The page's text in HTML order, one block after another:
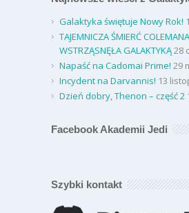
Galaktyka świętuje Nowy Rok!
TAJEMNICZA ŚMIERĆ
WSTRZĄSNĘŁA GALAKTYKĄ28
Napaść na Cadomai Prime! 29
Incydent na Darvannis! 13
Dzień dobry, Thenon – część 2
Facebook Akademii Jedi
Szybki kontakt